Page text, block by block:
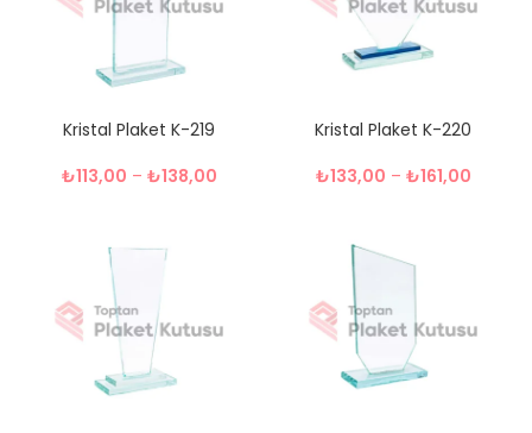
Kristal Plaket K-219
₺113,00 – ₺138,00
Kristal Plaket K-220
₺133,00 – ₺161,00